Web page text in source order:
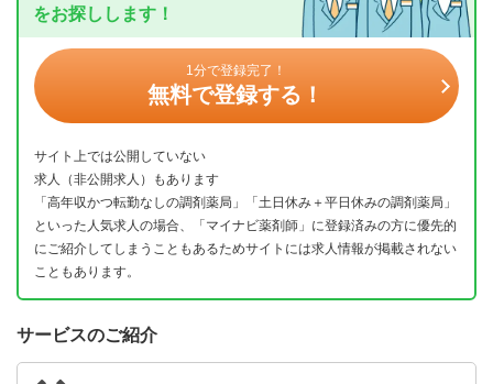
をお探しします！
1分で登録完了！
無料で登録する！
サイト上では公開していない
求人（非公開求人）もあります
「高年収かつ転勤なしの調剤薬局」「土日休み＋平日休みの調剤薬局」
といった人気求人の場合、「マイナビ薬剤師」に登録済みの方に優先的
にご紹介してしまうこともあるためサイトには求人情報が掲載されない
こともあります。
サービスのご紹介